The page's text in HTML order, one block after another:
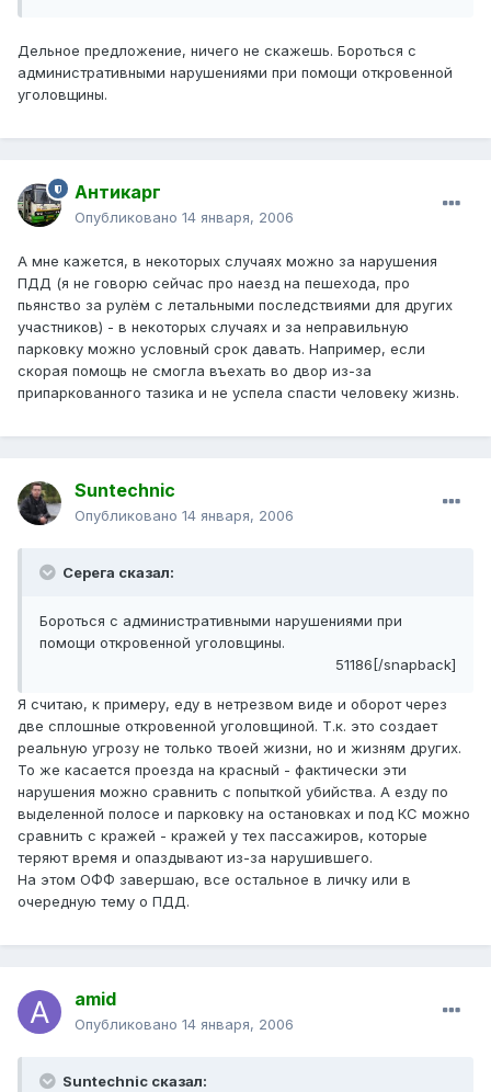
Дельное предложение, ничего не скажешь. Бороться с
административными нарушениями при помощи откровенной
уголовщины.
Антикарг
Опубликовано 14 января, 2006
А мне кажется, в некоторых случаях можно за нарушения
ПДД (я не говорю сейчас про наезд на пешехода, про
пьянство за рулём с летальными последствиями для других
участников) - в некоторых случаях и за неправильную
парковку можно условный срок давать. Например, если
скорая помощь не смогла въехать во двор из-за
припаркованного тазика и не успела спасти человеку жизнь.
Suntechnic
Опубликовано 14 января, 2006
Серега сказал:
Бороться с административными нарушениями при
помощи откровенной уголовщины.
51186[/snapback]
Я считаю, к примеру, еду в нетрезвом виде и оборот через
две сплошные откровенной уголовщиной. Т.к. это создает
реальную угрозу не только твоей жизни, но и жизням других.
То же касается проезда на красный - фактически эти
нарушения можно сравнить с попыткой убийства. А езду по
выделенной полосе и парковку на остановках и под КС можно
сравнить с кражей - кражей у тех пассажиров, которые
теряют время и опаздывают из-за нарушившего.
На этом ОФФ завершаю, все остальное в личку или в
очередную тему о ПДД.
amid
Опубликовано 14 января, 2006
Suntechnic сказал: